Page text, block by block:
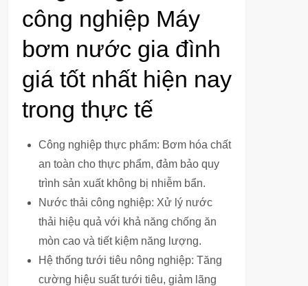
công nghiệp Máy
bơm nước gia đình
giá tốt nhất hiện nay
trong thực tế
Công nghiệp thực phẩm: Bơm hóa chất
an toàn cho thực phẩm, đảm bảo quy
trình sản xuất không bị nhiễm bẩn.
Nước thải công nghiệp: Xử lý nước
thải hiệu quả với khả năng chống ăn
mòn cao và tiết kiệm năng lượng.
Hệ thống tưới tiêu nông nghiệp: Tăng
cường hiệu suất tưới tiêu, giảm lãng